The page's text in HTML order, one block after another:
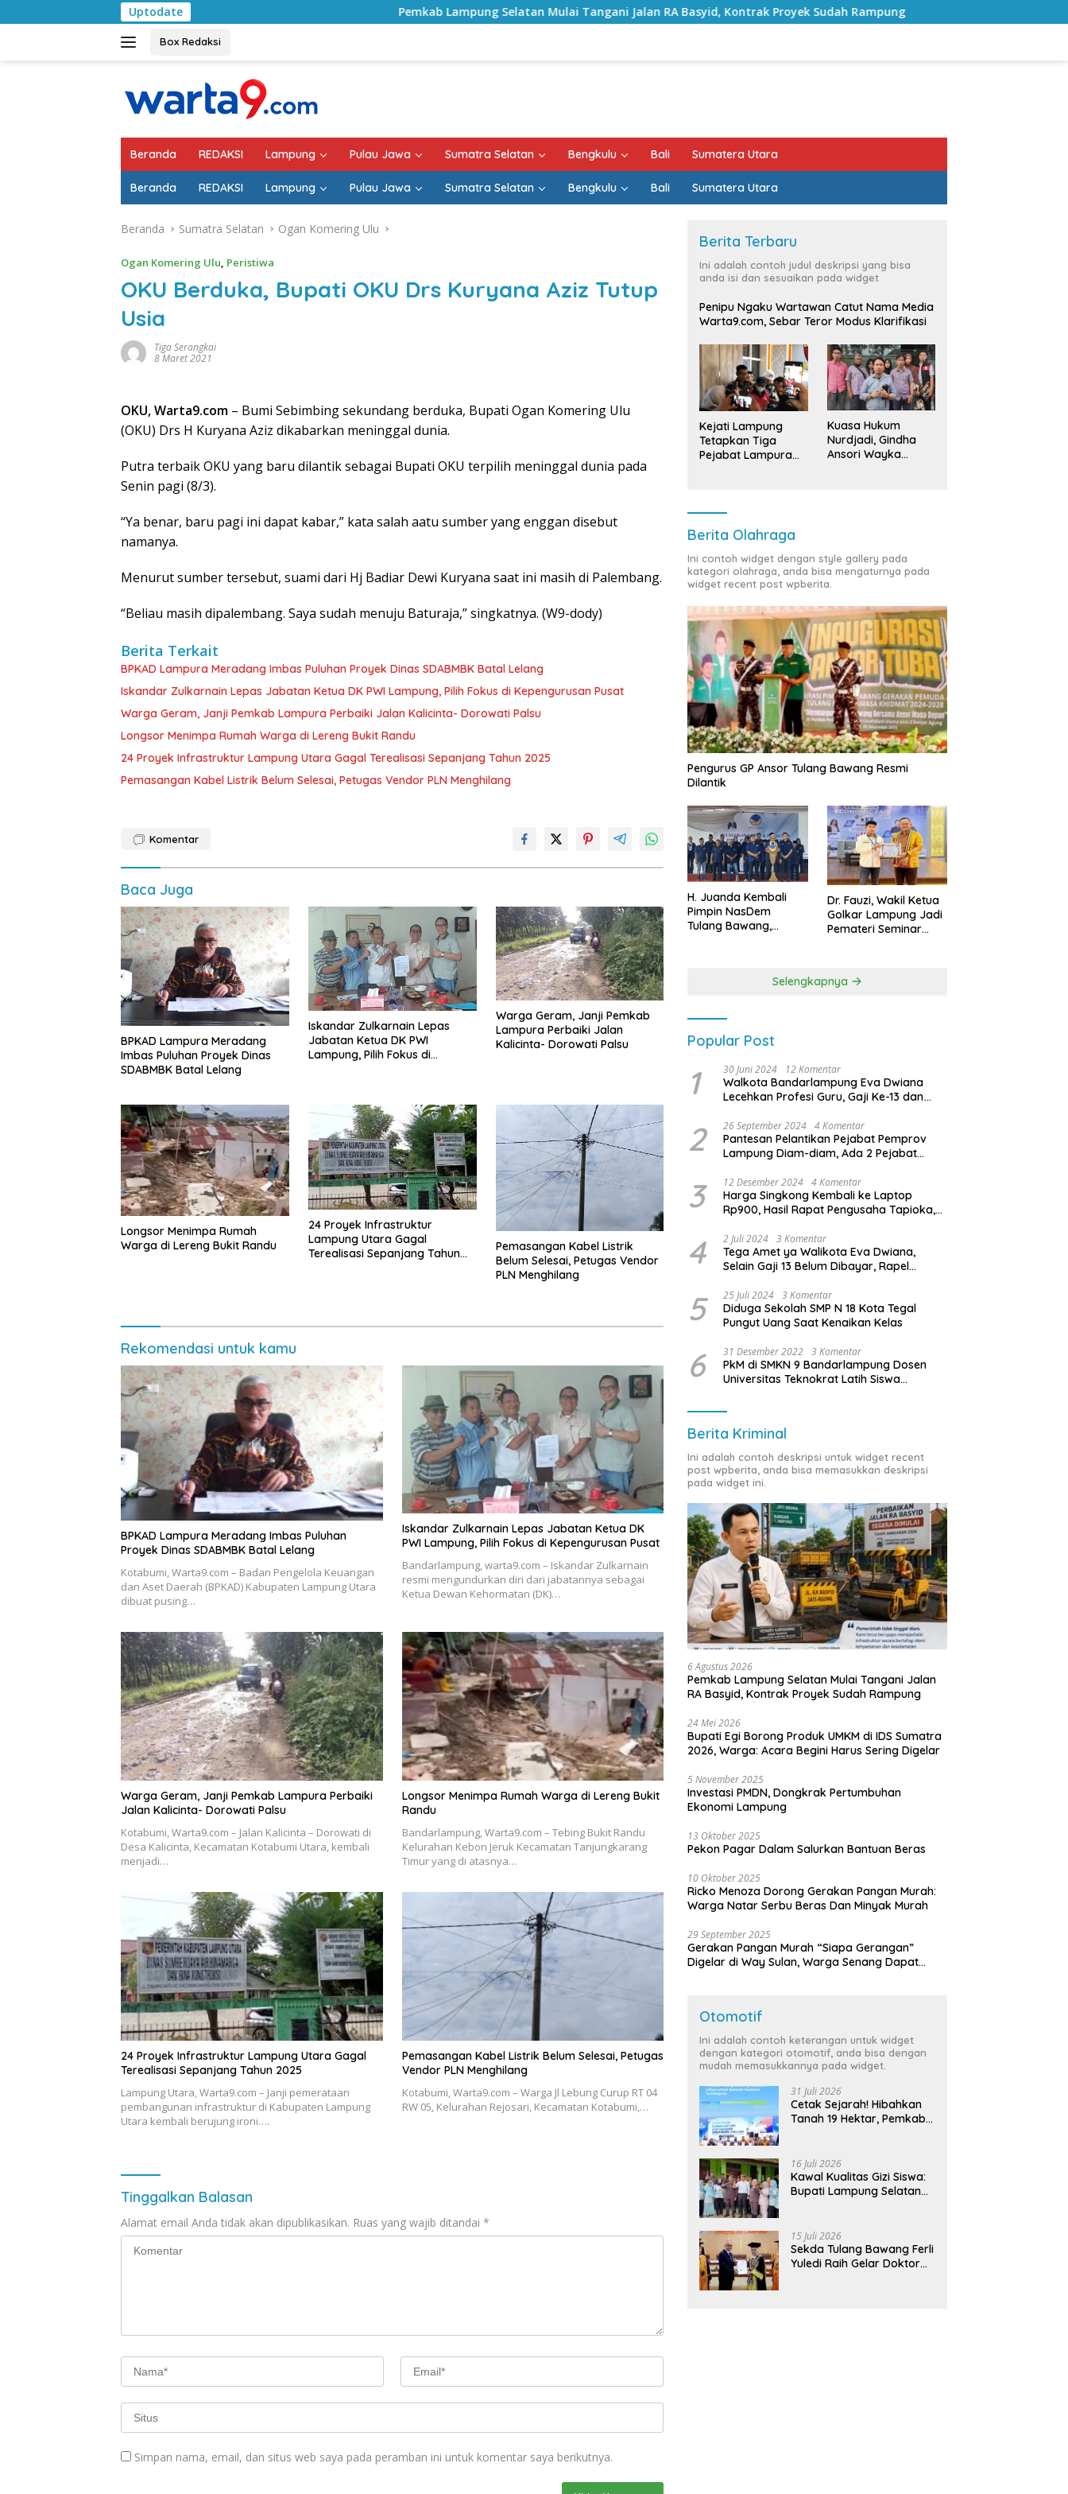
ke
Uptodate Pemkab Lampung Selatan Mulai Tangani Jalan RA Basyid, Kontrak Proyek Sudah Rampung Bulan Kemerdekaan, Bupati
Box Redaksi
Beranda REDAKSI Lampung Pulau Jawa Sumatra Selatan Bengkulu Bali Sumatera Utara
Beranda REDAKSI Lampung Pulau Jawa Sumatra Selatan Bengkulu Bali Sumatera Utara
Beranda Sumatra Selatan Ogan Komering Ulu
Ogan Komering Ulu, Peristiwa
OKU Berduka, Bupati OKU Drs Kuryana Aziz Tutup
Usia
Tiga Serangkai
8 Maret 2021
OKU, Warta9.com – Bumi Sebimbing sekundang berduka, Bupati Ogan Komering Ulu
(OKU) Drs H Kuryana Aziz dikabarkan meninggal dunia.
Putra terbaik OKU yang baru dilantik sebagai Bupati OKU terpilih meninggal dunia pada
Senin pagi (8/3).
“Ya benar, baru pagi ini dapat kabar,” kata salah aatu sumber yang enggan disebut
namanya.
Menurut sumber tersebut, suami dari Hj Badiar Dewi Kuryana saat ini masih di Palembang.
“Beliau masih dipalembang. Saya sudah menuju Baturaja,” singkatnya. (W9-dody)
Berita Terkait
BPKAD Lampura Meradang Imbas Puluhan Proyek Dinas SDABMBK Batal Lelang
Iskandar Zulkarnain Lepas Jabatan Ketua DK PWI Lampung, Pilih Fokus di Kepengurusan Pusat
Warga Geram, Janji Pemkab Lampura Perbaiki Jalan Kalicinta- Dorowati Palsu
Longsor Menimpa Rumah Warga di Lereng Bukit Randu
24 Proyek Infrastruktur Lampung Utara Gagal Terealisasi Sepanjang Tahun 2025
Pemasangan Kabel Listrik Belum Selesai, Petugas Vendor PLN Menghilang
Komentar
Baca Juga
BPKAD Lampura Meradang
Imbas Puluhan Proyek Dinas
SDABMBK Batal Lelang
Iskandar Zulkarnain Lepas
Jabatan Ketua DK PWI
Lampung, Pilih Fokus di
Warga Geram, Janji Pemkab
Lampura Perbaiki Jalan
Kalicinta- Dorowati Palsu
Longsor Menimpa Rumah
Warga di Lereng Bukit Randu
24 Proyek Infrastruktur
Lampung Utara Gagal
Terealisasi Sepanjang Tahun
Pemasangan Kabel Listrik
Belum Selesai, Petugas Vendor
PLN Menghilang
Rekomendasi untuk kamu
BPKAD Lampura Meradang Imbas Puluhan
Proyek Dinas SDABMBK Batal Lelang
Kotabumi, Warta9.com – Badan Pengelola Keuangan
dan Aset Daerah (BPKAD) Kabupaten Lampung Utara
dibuat pusing…
Iskandar Zulkarnain Lepas Jabatan Ketua DK
PWI Lampung, Pilih Fokus di Kepengurusan Pusat
Bandarlampung, warta9.com – Iskandar Zulkarnain
resmi mengundurkan diri dari jabatannya sebagai
Ketua Dewan Kehormatan (DK)…
Warga Geram, Janji Pemkab Lampura Perbaiki
Jalan Kalicinta- Dorowati Palsu
Kotabumi, Warta9.com – Jalan Kalicinta – Dorowati di
Desa Kalicinta, Kecamatan Kotabumi Utara, kembali
menjadi…
Longsor Menimpa Rumah Warga di Lereng Bukit
Randu
Bandarlampung, Warta9.com – Tebing Bukit Randu
Kelurahan Kebon Jeruk Kecamatan Tanjungkarang
Timur yang di atasnya…
24 Proyek Infrastruktur Lampung Utara Gagal
Terealisasi Sepanjang Tahun 2025
Lampung Utara, Warta9.com – Janji pemerataan
pembangunan infrastruktur di Kabupaten Lampung
Utara kembali berujung ironi….
Pemasangan Kabel Listrik Belum Selesai, Petugas
Vendor PLN Menghilang
Kotabumi, Warta9.com – Warga Jl Lebung Curup RT 04
RW 05, Kelurahan Rejosari, Kecamatan Kotabumi,…
Tinggalkan Balasan
Alamat email Anda tidak akan dipublikasikan. Ruas yang wajib ditandai *
Simpan nama, email, dan situs web saya pada peramban ini untuk komentar saya berikutnya.
Berita Terbaru
Ini adalah contoh judul deskripsi yang bisa
anda isi dan sesuaikan pada widget
Penipu Ngaku Wartawan Catut Nama Media
Warta9.com, Sebar Teror Modus Klarifikasi
Kejati Lampung
Tetapkan Tiga
Pejabat Lampura
Kuasa Hukum
Nurdjadi, Gindha
Ansori Wayka
Berita Olahraga
Ini contoh widget dengan style gallery pada
kategori olahraga, anda bisa mengaturnya pada
widget recent post wpberita.
Pengurus GP Ansor Tulang Bawang Resmi
Dilantik
H. Juanda Kembali
Pimpin NasDem
Tulang Bawang,
Dr. Fauzi, Wakil Ketua
Golkar Lampung Jadi
Pemateri Seminar
Kebangsaan
Selengkapnya
Popular Post
1 30 Juni 2024 12 Komentar
Walkota Bandarlampung Eva Dwiana
Lecehkan Profesi Guru, Gaji Ke-13 dan
2 26 September 2024 4 Komentar
Pantesan Pelantikan Pejabat Pemprov
Lampung Diam-diam, Ada 2 Pejabat
3 12 Desember 2024 4 Komentar
Harga Singkong Kembali ke Laptop
Rp900, Hasil Rapat Pengusaha Tapioka,
Lampung
4 2 Juli 2024 3 Komentar
Tega Amet ya Walikota Eva Dwiana,
Selain Gaji 13 Belum Dibayar, Rapel
Dibayar
5 25 Juli 2024 3 Komentar
Diduga Sekolah SMP N 18 Kota Tegal
Pungut Uang Saat Kenaikan Kelas
6 31 Desember 2022 3 Komentar
PkM di SMKN 9 Bandarlampung Dosen
Universitas Teknokrat Latih Siswa
Berita Kriminal
Ini adalah contoh deskripsi untuk widget recent
post wpberita, anda bisa memasukkan deskripsi
pada widget ini.
6 Agustus 2026
Pemkab Lampung Selatan Mulai Tangani Jalan
RA Basyid, Kontrak Proyek Sudah Rampung
24 Mei 2026
Bupati Egi Borong Produk UMKM di IDS Sumatra
2026, Warga: Acara Begini Harus Sering Digelar
5 November 2025
Investasi PMDN, Dongkrak Pertumbuhan
Ekonomi Lampung
13 Oktober 2025
Pekon Pagar Dalam Salurkan Bantuan Beras
10 Oktober 2025
Ricko Menoza Dorong Gerakan Pangan Murah:
Warga Natar Serbu Beras Dan Minyak Murah
29 September 2025
Gerakan Pangan Murah “Siapa Gerangan”
Digelar di Way Sulan, Warga Senang Dapat
Otomotif
Ini adalah contoh keterangan untuk widget
dengan kategori otomotif, anda bisa dengan
mudah memasukkannya pada widget.
31 Juli 2026
Cetak Sejarah! Hibahkan
Tanah 19 Hektar, Pemkab
Terintegrasi Pertama di
Lampung
16 Juli 2026
Kawal Kualitas Gizi Siswa:
Bupati Lampung Selatan
Bergizi Gratis di Natar
15 Juli 2026
Sekda Tulang Bawang Ferli
Yuledi Raih Gelar Doktor